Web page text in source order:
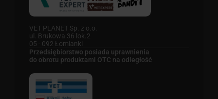
VET PLANET Sp. z o.o.
ul. Brukowa 36 lok.2
05 - 092 Łomianki
Przedsiębiorstwo posiada uprawnienia
do obrotu produktami OTC na odległość